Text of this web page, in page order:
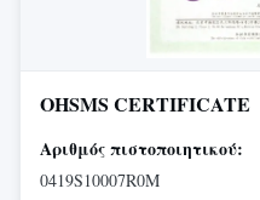
OHSMS CERTIFICATE
Αριθμός πιστοποιητικού:
0419S10007R0M